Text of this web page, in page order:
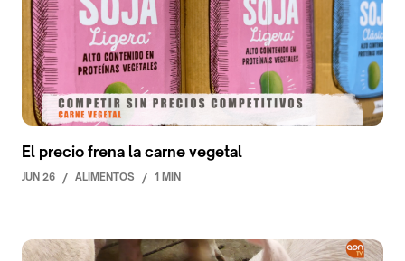
El precio frena la carne vegetal
JUN 26 / ALIMENTOS / 1 MIN